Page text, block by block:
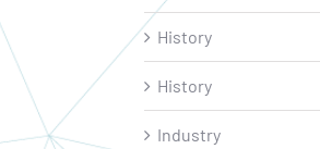
History
History
Industry